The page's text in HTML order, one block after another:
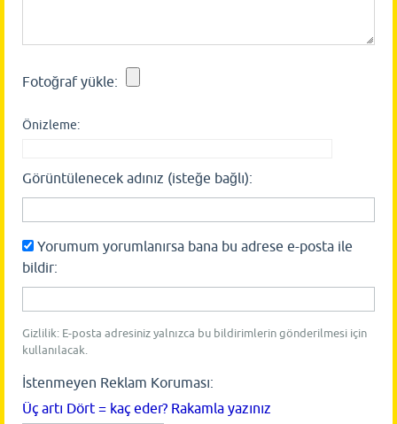
Fotoğraf yükle:
Önizleme:
Görüntülenecek adınız (isteğe bağlı):
Yorumum yorumlanırsa bana bu adrese e-posta ile
bildir:
Gizlilik: E-posta adresiniz yalnızca bu bildirimlerin gönderilmesi için
kullanılacak.
İstenmeyen Reklam Koruması:
Üç artı Dört = kaç eder? Rakamla yazınız